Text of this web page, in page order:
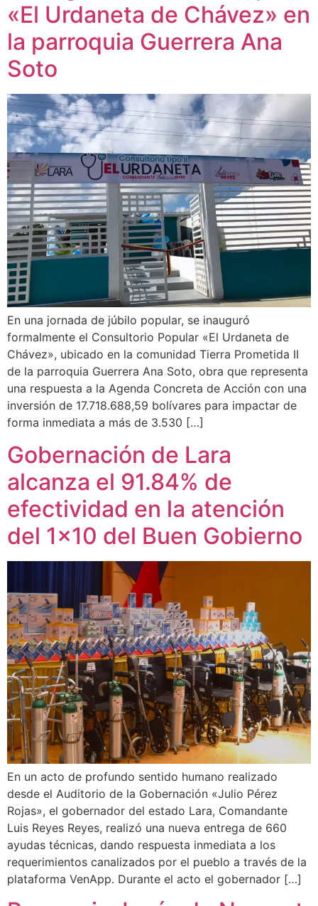
«El Urdaneta de Chávez» en
la parroquia Guerrera Ana
Soto
En una jornada de júbilo popular, se inauguró
formalmente el Consultorio Popular «El Urdaneta de
Chávez», ubicado en la comunidad Tierra Prometida II
de la parroquia Guerrera Ana Soto, obra que representa
una respuesta a la Agenda Concreta de Acción con una
inversión de 17.718.688,59 bolívares para impactar de
forma inmediata a más de 3.530 […]
Gobernación de Lara
alcanza el 91.84% de
efectividad en la atención
del 1×10 del Buen Gobierno
En un acto de profundo sentido humano realizado
desde el Auditorio de la Gobernación «Julio Pérez
Rojas», el gobernador del estado Lara, Comandante
Luis Reyes Reyes, realizó una nueva entrega de 660
ayudas técnicas, dando respuesta inmediata a los
requerimientos canalizados por el pueblo a través de la
plataforma VenApp. Durante el acto el gobernador […]